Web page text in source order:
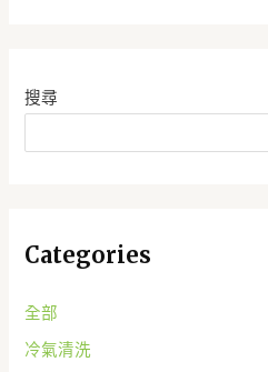
搜尋
Categories
全部
冷氣清洗